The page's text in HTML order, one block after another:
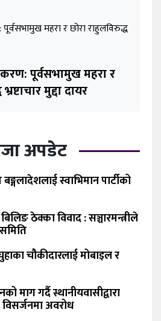
पूर्वसभामुख महरा र
मुद्दा दायर
अपडेट
बङ्गलादेशलाई स्वाभिमान पार्टीको
ठेक्का विवाद : सञ्चारमन्त्रीले
चौकीदारलाई मोबाइल र
माग गर्दै स्थानीयवासीद्वारा
विसर्जनमा अवरोध